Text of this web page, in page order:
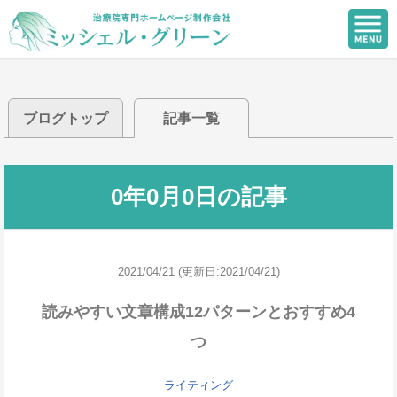
ブログトップ 記事一覧
0年0月0日の記事
2021/04/21 (更新日:2021/04/21)
読みやすい文章構成12パターンとおすすめ4
つ
ライティング